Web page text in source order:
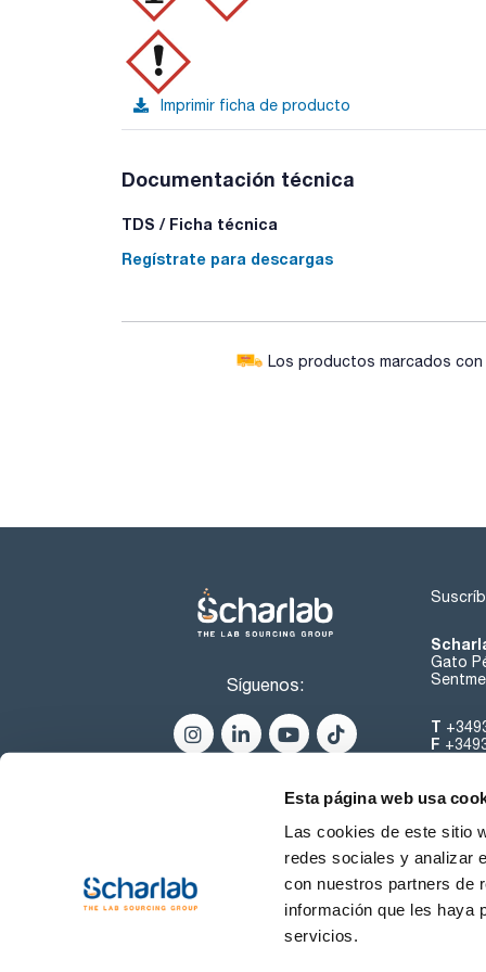
Esta página web usa
Las cookies de este sitio
redes sociales y analizar
con nuestros partners de
información que les haya
servicios.
Imprimir ficha de producto
Documentación técnica
TDS / Ficha técnica
Regístrate para descargas
Los productos marcados con
Síguenos:
Gato
T
F
Condiciones de Uso